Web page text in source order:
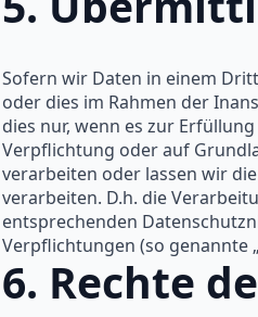
Sofern wir Daten in einem
oder dies im Rahmen der
dies nur, wenn es zur
Verpflichtung oder auf
verarbeiten oder lassen wir
verarbeiten. D.h. die
entsprechenden
Verpflichtungen (so genannte
6. Rechte